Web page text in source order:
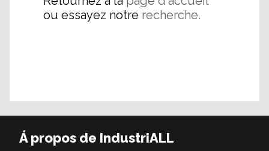
ou essayez notre recherche.
Á propos de IndustriALL